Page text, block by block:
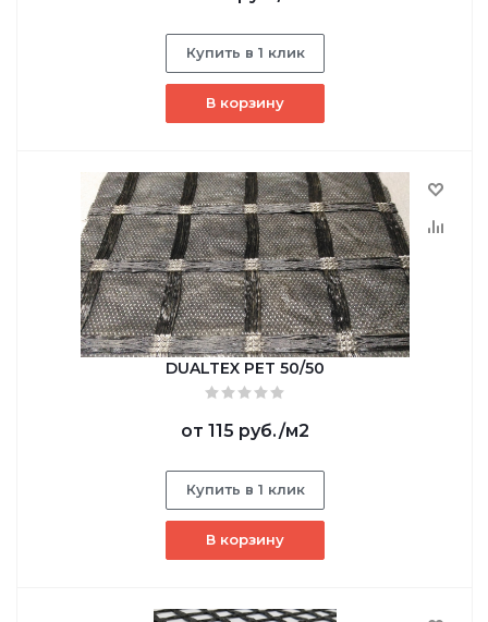
Купить в 1 клик
В корзину
DUALTEX PET 50/50
от 115 руб./м2
Купить в 1 клик
В корзину